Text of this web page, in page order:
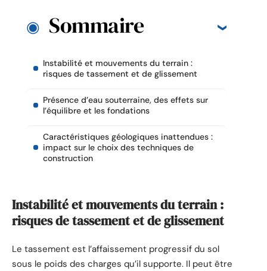
Sommaire
Instabilité et mouvements du terrain :
risques de tassement et de glissement
Présence d’eau souterraine, des effets sur
l’équilibre et les fondations
Caractéristiques géologiques inattendues :
impact sur le choix des techniques de
construction
Instabilité et mouvements du terrain :
risques de tassement et de glissement
Le tassement est l’affaissement progressif du sol
sous le poids des charges qu’il supporte. Il peut être